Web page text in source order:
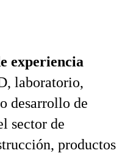
experiencia
laboratorio,
desarrollo de
sector de
productos